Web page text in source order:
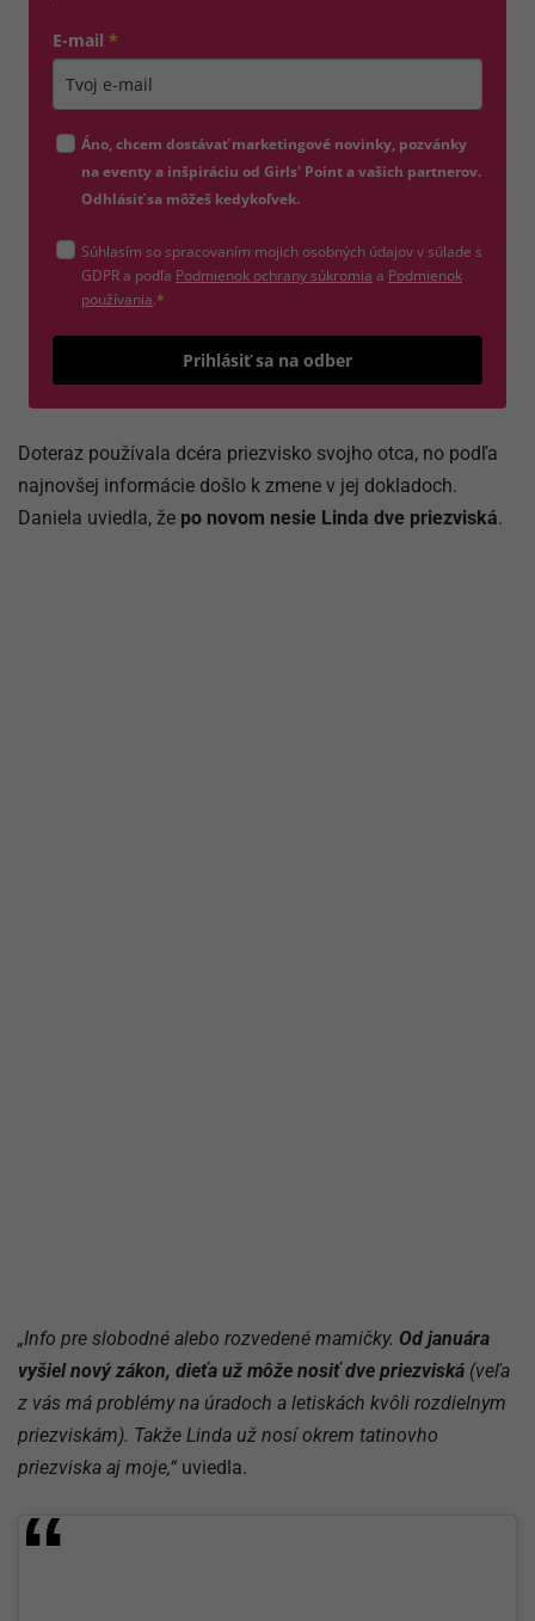
E-mail *
Áno, chcem dostávať marketingové novinky, pozvánky
na eventy a inšpiráciu od Girls' Point a vašich partnerov.
Odhlásiť sa môžeš kedykoľvek.
Súhlasím so spracovaním mojich osobných údajov v súlade s
GDPR a podľa Podmienok ochrany súkromia (otvorí sa v novom okne)
a Podmienok
používania(otvorí sa v novom okne)
.*
Prihlásiť sa na odber
Doteraz používala dcéra priezvisko svojho otca, no podľa
najnovšej informácie došlo k zmene v jej dokladoch.
Daniela uviedla, že po novom nesie Linda dve priezviská.
„Info pre slobodné alebo rozvedené mamičky. Od januára
vyšiel nový zákon, dieťa už môže nosiť dve priezviská (veľa
z vás má problémy na úradoch a letiskách kvôli rozdielnym
priezviskám). Takže Linda už nosí okrem tatinovho
priezviska aj moje,“ uviedla.